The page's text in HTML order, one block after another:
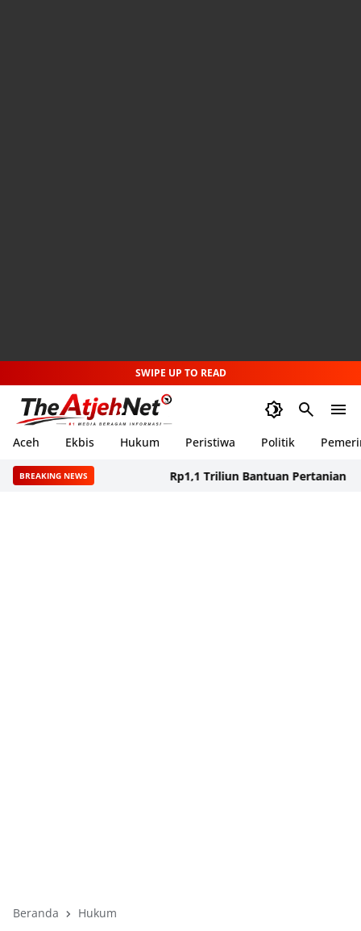
SWIPE UP TO READ
Aceh Ekbis Hukum Peristiwa Politik
BREAKING NEWS Rp1,1 Triliun Bantuan Pertanian Aceh
Beranda Hukum